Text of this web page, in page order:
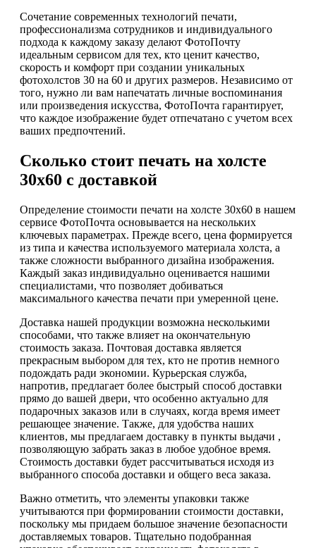
Сочетание современных технологий печати,
профессионализма сотрудников и индивидуального
подхода к каждому заказу делают ФотоПочту
идеальным сервисом для тех, кто ценит качество,
скорость и комфорт при создании уникальных
фотохолстов 30 на 60 и других размеров. Независимо от
того, нужно ли вам напечатать личные воспоминания
или произведения искусства, ФотоПочта гарантирует,
что каждое изображение будет отпечатано с учетом всех
ваших предпочтений.
Сколько стоит печать на холсте
30х60 с доставкой
Определение стоимости печати на холсте 30х60 в нашем
сервисе ФотоПочта основывается на нескольких
ключевых параметрах. Прежде всего, цена формируется
из типа и качества используемого материала холста, а
также сложности выбранного дизайна изображения.
Каждый заказ индивидуально оценивается нашими
специалистами, что позволяет добиваться
максимального качества печати при умеренной цене.
Доставка нашей продукции возможна несколькими
способами, что также влияет на окончательную
стоимость заказа. Почтовая доставка является
прекрасным выбором для тех, кто не против немного
подождать ради экономии. Курьерская служба,
напротив, предлагает более быстрый способ доставки
прямо до вашей двери, что особенно актуально для
подарочных заказов или в случаях, когда время имеет
решающее значение. Также, для удобства наших
клиентов, мы предлагаем доставку в пункты выдачи ,
позволяющую забрать заказ в любое удобное время.
Стоимость доставки будет рассчитываться исходя из
выбранного способа доставки и общего веса заказа.
Важно отметить, что элементы упаковки также
учитываются при формировании стоимости доставки,
поскольку мы придаем большое значение безопасности
доставляемых товаров. Тщательно подобранная